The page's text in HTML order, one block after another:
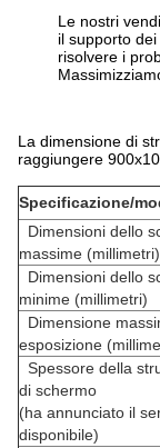
Le nostri
il supporto
risolvere i
La dimensione di
raggiungere
Specificazione/
Dimensioni dello
massime (millimetri)
Dimensioni dello
minime (millimetri)
Dimensione
esposizione
Spessore della
di schermo
(ha annunciato il
disponibile)